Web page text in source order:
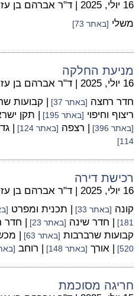
16 יולי, 2025 | ד"ר אברהם בן
משלי [באתר 73]
מניעת החלקה
16 יולי, 2025 | ד"ר אברהם בן
חדר רחצה [באתר 37] | קבועות
ריצוף וחיפוי [באתר 195] | תקן
[באתר 396] | רצפה [באתר 124] |
114]
רכישת דירה
16 יולי, 2025 | ד"ר אברהם בן
קונה [באתר 33] | תכנית ומפרט
181]
| חדר שינה [באתר 23] | חדר
קבועות שרברבות [באתר 63] |
520]
| אורך [באתר 148] | רוחב [באתר
חריגה מסוכמת